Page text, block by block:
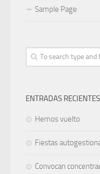
Sample Page
ENTRADAS RECIENTES
Hemos vuelto
Fiestas
Convocan